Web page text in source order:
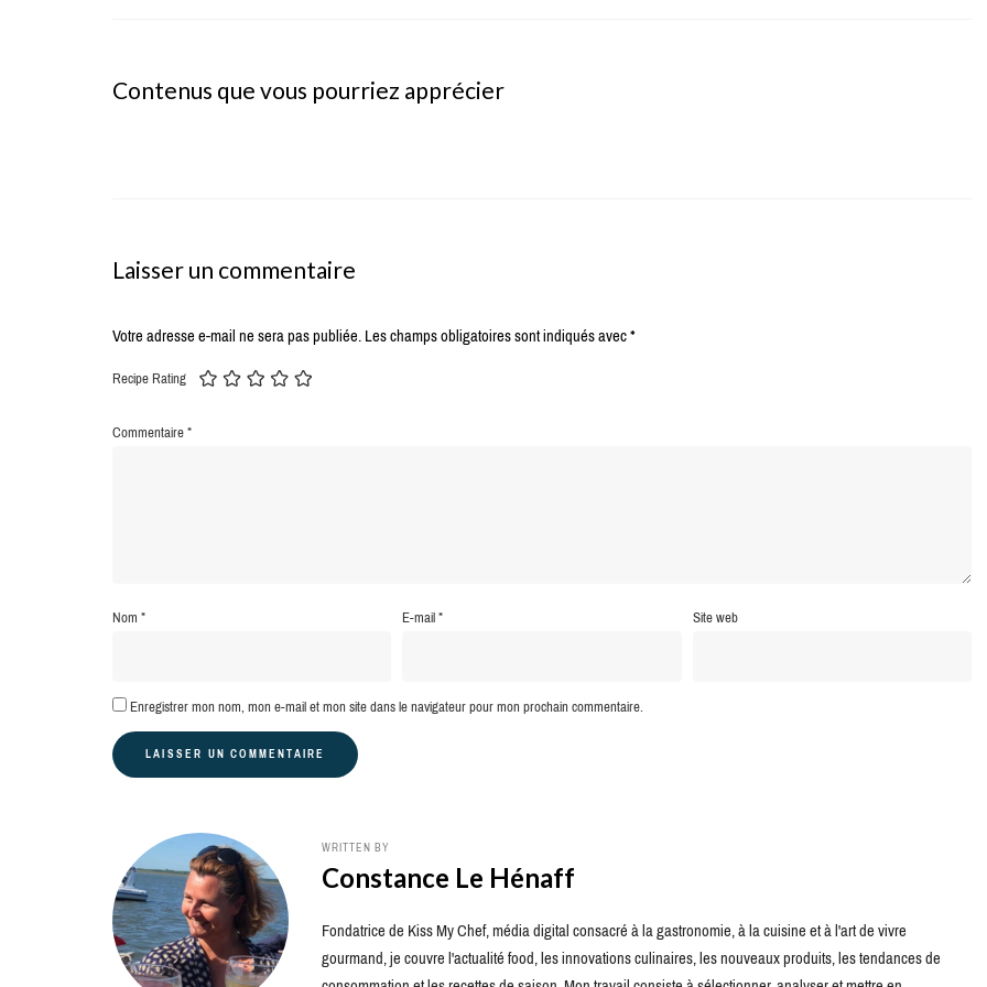
Contenus que vous pourriez apprécier
Laisser un commentaire
Votre adresse e-mail ne sera pas publiée.Les champs obligatoires sont indiqués avec*
Recipe Rating
Commentaire*
Nom* E-mail* Site web
Enregistrer mon nom, mon e-mail et mon site dans le navigateur pour mon prochain commentaire.
WRITTEN BY
Constance Le Hénaff
Fondatrice de Kiss My Chef, média digital consacré à la gastronomie, à la cuisine et à l'art de vivre
gourmand, je couvre l'actualité food, les innovations culinaires, les nouveaux produits, les tendances de